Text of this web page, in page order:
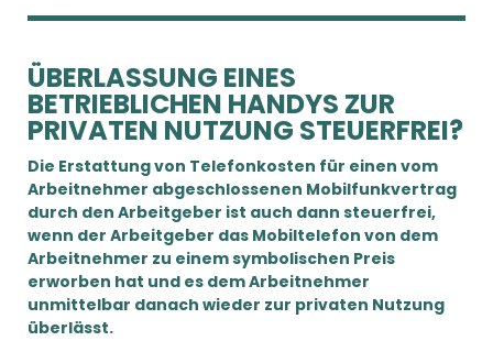
ÜBERLASSUNG EINES
BETRIEBLICHEN HANDYS ZUR
PRIVATEN NUTZUNG STEUERFREI?
Die Erstattung von Telefonkosten für einen vom
Arbeitnehmer abgeschlossenen Mobilfunkvertrag
durch den Arbeitgeber ist auch dann steuerfrei,
wenn der Arbeitgeber das Mobiltelefon von dem
Arbeitnehmer zu einem symbolischen Preis
erworben hat und es dem Arbeitnehmer
unmittelbar danach wieder zur privaten Nutzung
überlässt.